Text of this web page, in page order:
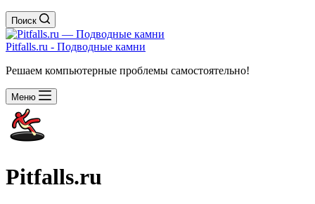
Поиск
Pitfalls.ru - Подводные камни
Решаем компьютерные проблемы самостоятельно!
Меню
Pitfalls.ru